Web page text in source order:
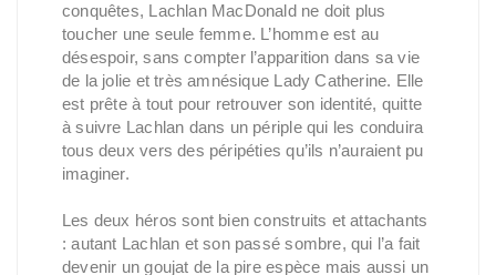
conquêtes, Lachlan MacDonald ne doit plus
toucher une seule femme. L’homme est au
désespoir, sans compter l’apparition dans sa vie
de la jolie et très amnésique Lady Catherine. Elle
est prête à tout pour retrouver son identité, quitte
à suivre Lachlan dans un périple qui les conduira
tous deux vers des péripéties qu’ils n’auraient pu
imaginer.
Les deux héros sont bien construits et attachants
: autant Lachlan et son passé sombre, qui l’a fait
devenir un goujat de la pire espèce mais aussi un